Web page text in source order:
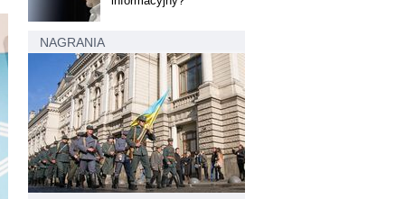
NAGRANIA